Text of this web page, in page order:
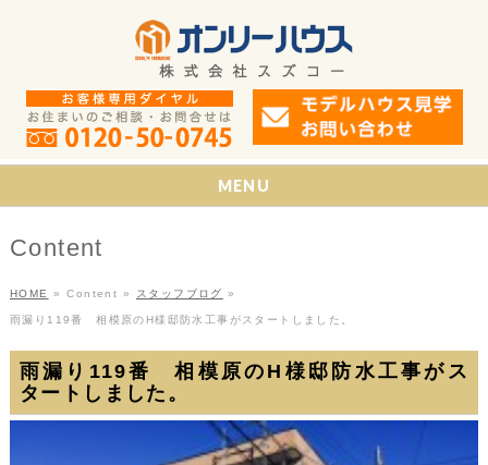
MENU
Content
HOME » Content » スタッフブログ »
雨漏り119番 相模原のH様邸防水工事がスタートしました。
雨漏り119番 相模原のH様邸防水工事がス
タートしました。